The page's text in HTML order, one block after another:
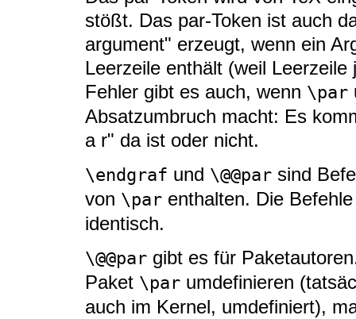
stößt. Das par-Token ist auch
argument" erzeugt, wenn ein
Leerzeile enthält (weil
Fehler gibt es auch, wenn \par
Absatzumbruch macht: Es
a r" da ist oder nicht.
\endgraf und \@@par sind
von \par enthalten. Die
identisch.
\@@par gibt es für
Paket \par umdefinieren
auch im Kernel, umdefiniert),